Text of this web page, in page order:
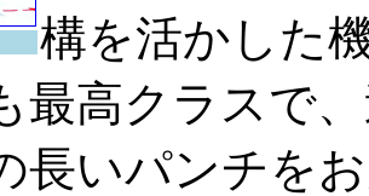
構を活かした
最高クラスで
長いパンチを